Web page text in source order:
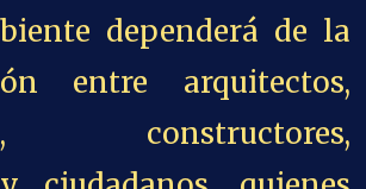
dependerá de la
entre arquitectos,
constructores,